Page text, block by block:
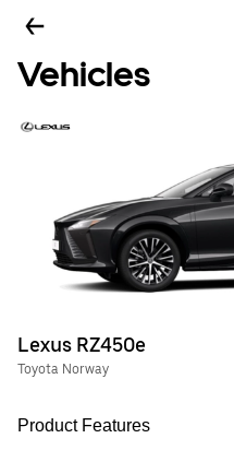
Vehicles
Lexus RZ450e
Toyota Norway
Product Features